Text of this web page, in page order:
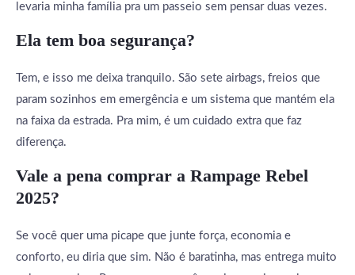
levaria minha família pra um passeio sem pensar duas vezes.
Ela tem boa segurança?
Tem, e isso me deixa tranquilo. São sete airbags, freios que
param sozinhos em emergência e um sistema que mantém ela
na faixa da estrada. Pra mim, é um cuidado extra que faz
diferença.
Vale a pena comprar a Rampage Rebel
2025?
Se você quer uma picape que junte força, economia e
conforto, eu diria que sim. Não é baratinha, mas entrega muito